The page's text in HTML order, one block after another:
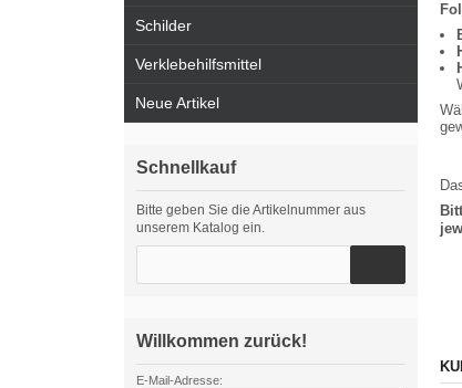
Schilder
Verklebehilfsmittel
Neue Artikel
Schnellkauf
Bitte geben Sie die Artikelnummer aus
unserem Katalog ein.
Willkommen zurück!
E-Mail-Adresse: